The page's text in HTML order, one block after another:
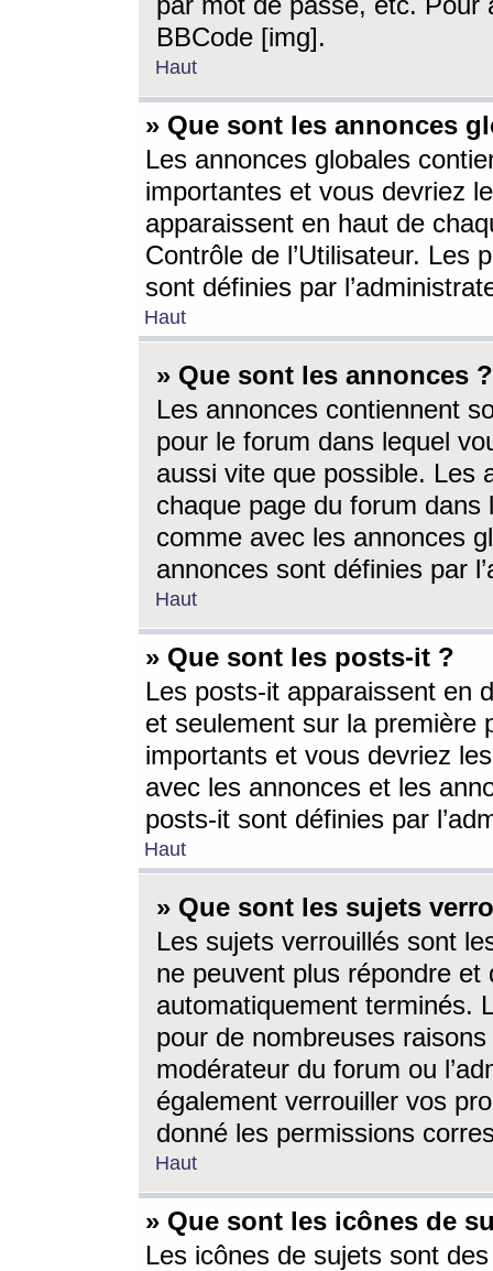
BBCode [img].
Haut
» Que sont les annonces
Les annonces globales
importantes et vous devriez
apparaissent en haut de
Contrôle de l’Utilisateur. Les
sont définies par
Haut
» Que sont les annonces ?
Les annonces contiennent
pour le forum dans lequel
aussi vite que possible. Les
chaque page du forum dans
comme avec les annonces
annonces sont définies par
Haut
» Que sont les posts-it ?
Les posts-it apparaissent en
et seulement sur la première
importants et vous devriez
avec les annonces et les
posts-it sont définies par
Haut
» Que sont les sujets
Les sujets verrouillés sont
ne peuvent plus répondre
automatiquement terminés.
pour de nombreuses
modérateur du forum ou
également verrouiller vos
donné les permissions
Haut
» Que sont les icônes de
Les icônes de sujets sont